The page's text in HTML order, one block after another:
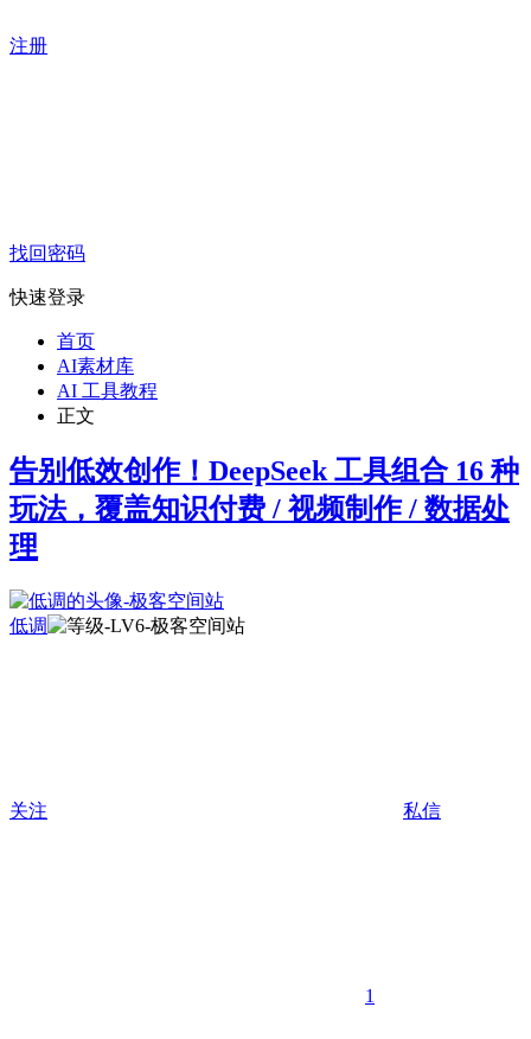
注册
找回密码
快速登录
首页
AI素材库
AI 工具教程
正文
告别低效创作！DeepSeek 工具组合 16 种
玩法，覆盖知识付费 / 视频制作 / 数据处
理
低调
关注 私信
1